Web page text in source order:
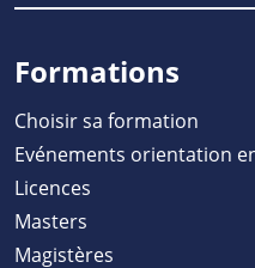
Formations
Choisir sa formation
Evénements orientation
Licences
Masters
Magistères